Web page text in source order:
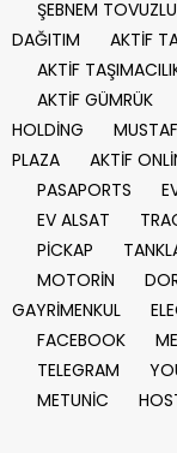
ŞEBNEM TOVUZLU
DAĞITIM
AKTİF
AKTİF
AKTİF GÜMRÜK
HOLDİNG
PLAZA
AKTİF
PASAPORTS
EV ALSAT
PİCKAP
MOTORİN
GAYRİMENKUL
FACEBOOK
TELEGRAM
METUNİC